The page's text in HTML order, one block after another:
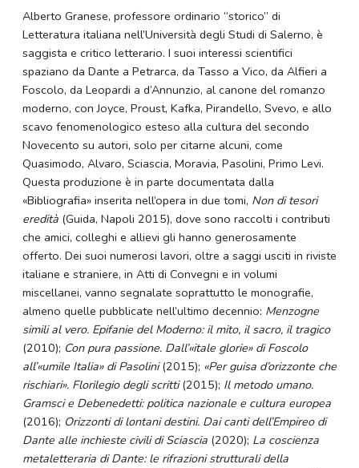
Alberto Granese, professore ordinario “storico” di
Letteratura italiana nell’Università degli Studi di Salerno, è
saggista e critico letterario. I suoi interessi scientifici
spaziano da Dante a Petrarca, da Tasso a Vico, da Alfieri a
Foscolo, da Leopardi a d’Annunzio, al canone del romanzo
moderno, con Joyce, Proust, Kafka, Pirandello, Svevo, e allo
scavo fenomenologico esteso alla cultura del secondo
Novecento su autori, solo per citarne alcuni, come
Quasimodo, Alvaro, Sciascia, Moravia, Pasolini, Primo Levi.
Questa produzione è in parte documentata dalla
«Bibliografia» inserita nell’opera in due tomi, Non di tesori
eredità (Guida, Napoli 2015), dove sono raccolti i contributi
che amici, colleghi e allievi gli hanno generosamente
offerto. Dei suoi numerosi lavori, oltre a saggi usciti in riviste
italiane e straniere, in Atti di Convegni e in volumi
miscellanei, vanno segnalate soprattutto le monografie,
almeno quelle pubblicate nell’ultimo decennio: Menzogne
simili al vero. Epifanie del Moderno: il mito, il sacro, il tragico
(2010); Con pura passione. Dall’«itale glorie» di Foscolo
all’«umile Italia» di Pasolini(2015); «Per guisa d’orizzonte che
rischiari». Florilegio degli scritti(2015); Il metodo umano.
Gramsci e Debenedetti: politica nazionale e cultura europea
(2016); Orizzonti di lontani destini. Dai canti dell’Empireo di
Dante alle inchieste civili di Sciascia (2020); La coscienza
metaletteraria di Dante: le rifrazioni strutturali della